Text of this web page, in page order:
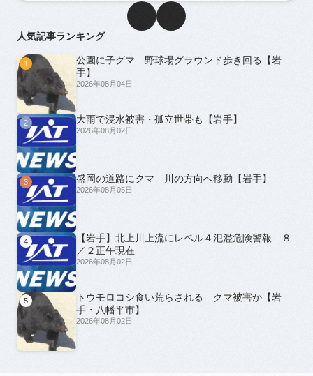
人気記事ランキング
1
公園に子グマ 野球場グラウンド歩き回る【岩
手】
2026年08月04日
2 大雨で浸水被害・孤立世帯も【岩手】
2026年08月02日
3 盛岡の道路にクマ 川の方向へ移動【岩手】
2026年08月05日
4
【岩手】北上川上流にレベル４氾濫危険警報 ８
／２正午現在
2026年08月02日
5
トウモロコシ食い荒らされる クマ被害か【岩
手・八幡平市】
2026年08月02日